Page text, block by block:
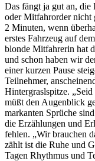
Das fängt ja gut an, die
oder Mitfahrorder nicht
2 Minuten, wenn
erstes Fahrzeug auf
blonde Mitfahrerin hat
und schon haben wir
einer kurzen Pause
Teilnehmer,
Hintergraslspitze.
müßt den Augenblick
markanten Sprüche
die Erzählungen und
fehlen. „Wir brauchen
zählt ist die Ruhe und
Tagen Rhythmus und